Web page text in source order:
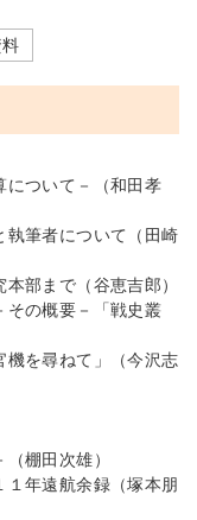
について－（和田孝
執筆者について（田崎
部まで（谷恵吉郎）
その概要－「戦史叢
機を尋ねて」（今沢志
棚田次雄）
年遠航余録（塚本朋